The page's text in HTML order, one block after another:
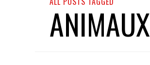
ANIMAUX